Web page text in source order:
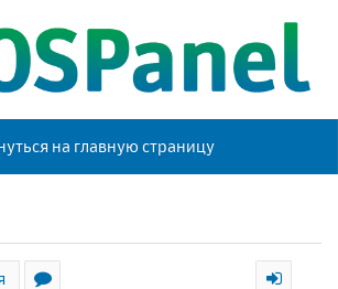
на главную страницу